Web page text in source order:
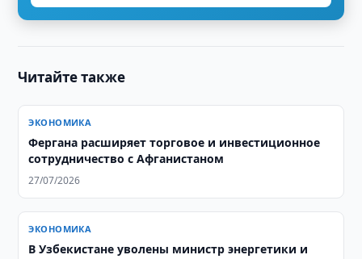
Читайте также
ЭКОНОМИКА
Фергана расширяет торговое и инвестиционное
сотрудничество с Афганистаном
27/07/2026
ЭКОНОМИКА
В Узбекистане уволены министр энергетики и